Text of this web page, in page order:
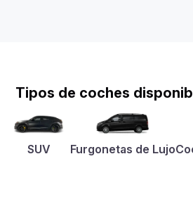
Tipos de coches
SUV Furgonetas de Lujo